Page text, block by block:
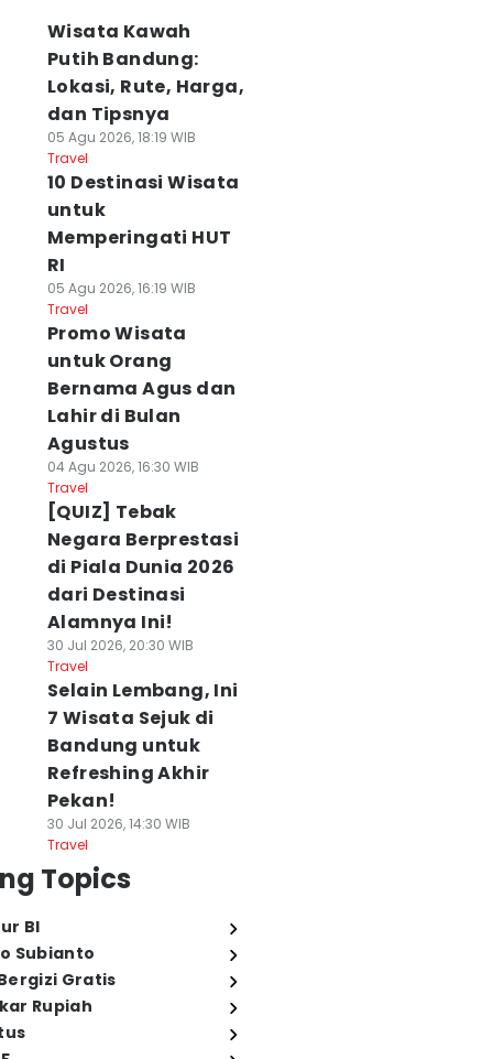
Wisata Kawah
Putih Bandung:
Lokasi, Rute, Harga,
dan Tipsnya
05 Agu 2026, 18:19 WIB
Travel
10 Destinasi Wisata
untuk
Memperingati HUT
RI
05 Agu 2026, 16:19 WIB
Travel
Promo Wisata
untuk Orang
Bernama Agus dan
Lahir di Bulan
Agustus
04 Agu 2026, 16:30 WIB
Travel
[QUIZ] Tebak
Negara Berprestasi
di Piala Dunia 2026
dari Destinasi
Alamnya Ini!
30 Jul 2026, 20:30 WIB
Travel
Selain Lembang, Ini
7 Wisata Sejuk di
Bandung untuk
Refreshing Akhir
Pekan!
30 Jul 2026, 14:30 WIB
Travel
Topics
BI
Subianto
Gratis
Rupiah